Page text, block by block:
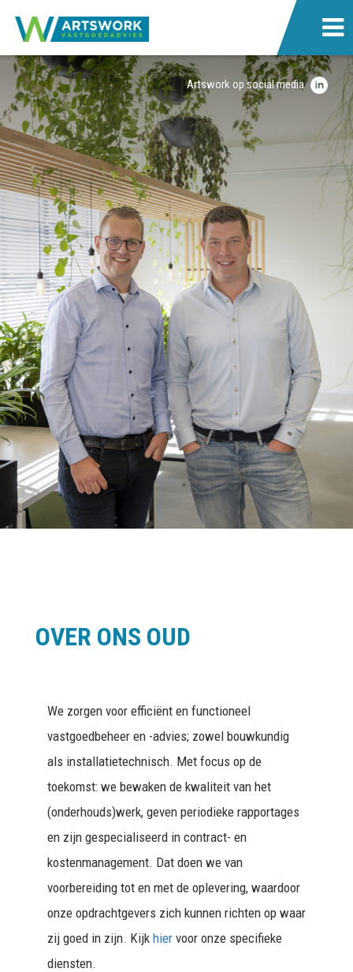
Artswork op social media
OVER ONS OUD
We zorgen voor efficiënt en functioneel
vastgoedbeheer en -advies; zowel bouwkundig
als installatietechnisch. Met focus op de
toekomst: we bewaken de kwaliteit van het
(onderhouds)werk, geven periodieke rapportages
en zijn gespecialiseerd in contract- en
kostenmanagement. Dat doen we van
voorbereiding tot en met de oplevering, waardoor
onze opdrachtgevers zich kunnen richten op waar
zij goed in zijn. Kijk hier voor onze specifieke
diensten.